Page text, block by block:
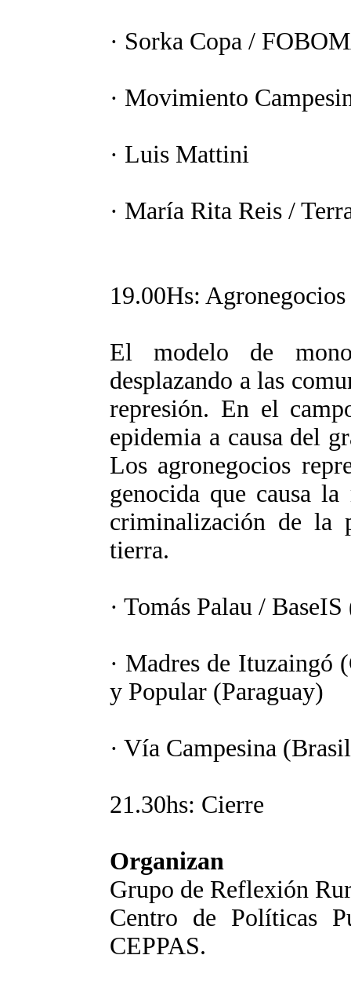
· Sorka Copa /
· Movimiento
· Luis Mattini
· María Rita Reis /
19.00Hs:
El modelo de
desplazando a las
represión. En el
epidemia a causa del
Los agronegocios
genocida que causa
criminalización de la
tierra.
· Tomás Palau /
· Madres de
y Popular (Paraguay)
· Vía Campesina
21.30hs: Cierre
Organizan
Grupo de Reflexión
Centro de Políticas
CEPPAS.